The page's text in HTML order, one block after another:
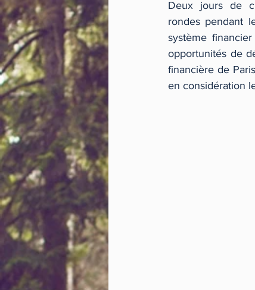
Deux jours de
rondes pendant
système
opportunités de
financière de
en considération